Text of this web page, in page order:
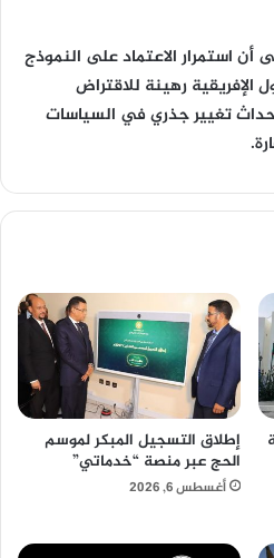
أن استمرار الاعتماد على النموذج
الإفريقية رهينة للاقتراض
تغيير جذري في السياسات
إطلاق التسجيل المبكر لموسم
الحج عبر منصة “خدماتي”
أغسطس 6, 2026